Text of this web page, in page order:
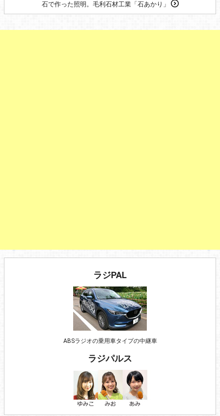
石で作った照明。毛利石材工業「石あかり」
ラジPAL
ABSラジオの乗用車タイプの中継車
ラジパルス